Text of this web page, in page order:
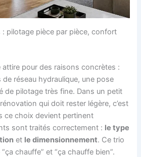
: pilotage pièce par pièce, confort
attire pour des raisons concrètes :
réseau hydraulique, une pose
de pilotage très fine. Dans un petit
qui doit rester légère, c’est
ce choix devient pertinent
sont traités correctement : le type
et le dimensionnement. Ce trio
chauffe” et “ça chauffe bien”.